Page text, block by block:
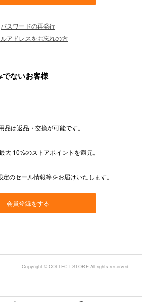
パスワードの再発行
ルアドレスをお忘れの方
でないお客様
は返品・交換が可能です。
大 10%のストアポイントを還元。
のセール情報等をお届けいたします。
会員登録をする
Copyright © COLLECT STORE All rights reserved.